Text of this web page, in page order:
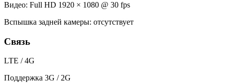
Видео: Full HD 1920 × 1080 @ 30 fps
Вспышка задней камеры: отсутствует
Связь
LTE / 4G
Поддержка 3G / 2G